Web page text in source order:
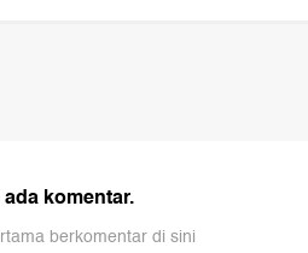
komentar.
berkomentar di sini